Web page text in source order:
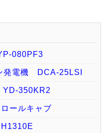
080PF3
発電機 DCA-25LSI
350KR2
ールキャブ